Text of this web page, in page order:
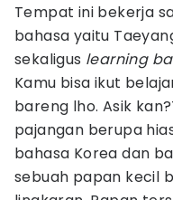
Tempat ini bekerja
bahasa yaitu
sekaligus learning
Kamu bisa ikut
bareng lho. Asik
pajangan berupa
bahasa Korea dan
sebuah papan kecil